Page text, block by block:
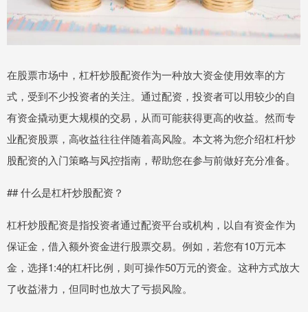
在股票市场中，杠杆炒股配资作为一种放大资金使用效率的方
式，受到不少投资者的关注。通过配资，投资者可以用较少的自
有资金撬动更大规模的交易，从而可能获得更高的收益。然而专
业配资股票，高收益往往伴随着高风险。本文将为您介绍杠杆炒
股配资的入门策略与风控指南，帮助您在参与前做好充分准备。
## 什么是杠杆炒股配资？
杠杆炒股配资是指投资者通过配资平台或机构，以自有资金作为
保证金，借入额外资金进行股票交易。例如，若您有10万元本
金，选择1:4的杠杆比例，则可操作50万元的资金。这种方式放大
了收益潜力，但同时也放大了亏损风险。